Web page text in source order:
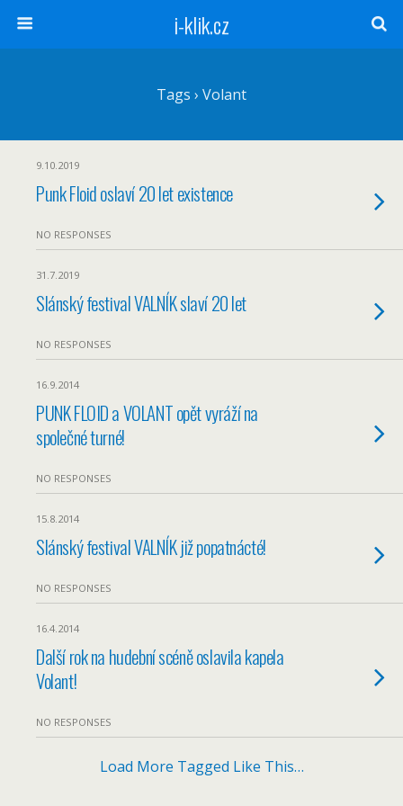
i-klik.cz
Tags › Volant
9.10.2019
Punk Floid oslaví 20 let existence
NO RESPONSES
31.7.2019
Slánský festival VALNÍK slaví 20 let
NO RESPONSES
16.9.2014
PUNK FLOID a VOLANT opět vyráží na
společné turné!
NO RESPONSES
15.8.2014
Slánský festival VALNÍK již popatnácté!
NO RESPONSES
16.4.2014
Další rok na hudební scéně oslavila kapela
Volant!
NO RESPONSES
Load More Tagged Like This…